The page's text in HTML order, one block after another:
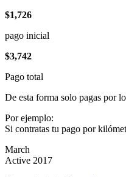
$1,726
pago inicial
$3,742
Pago total
De esta forma solo pagas por
Por ejemplo:
Si contratas tu pago por
March
Active 2017